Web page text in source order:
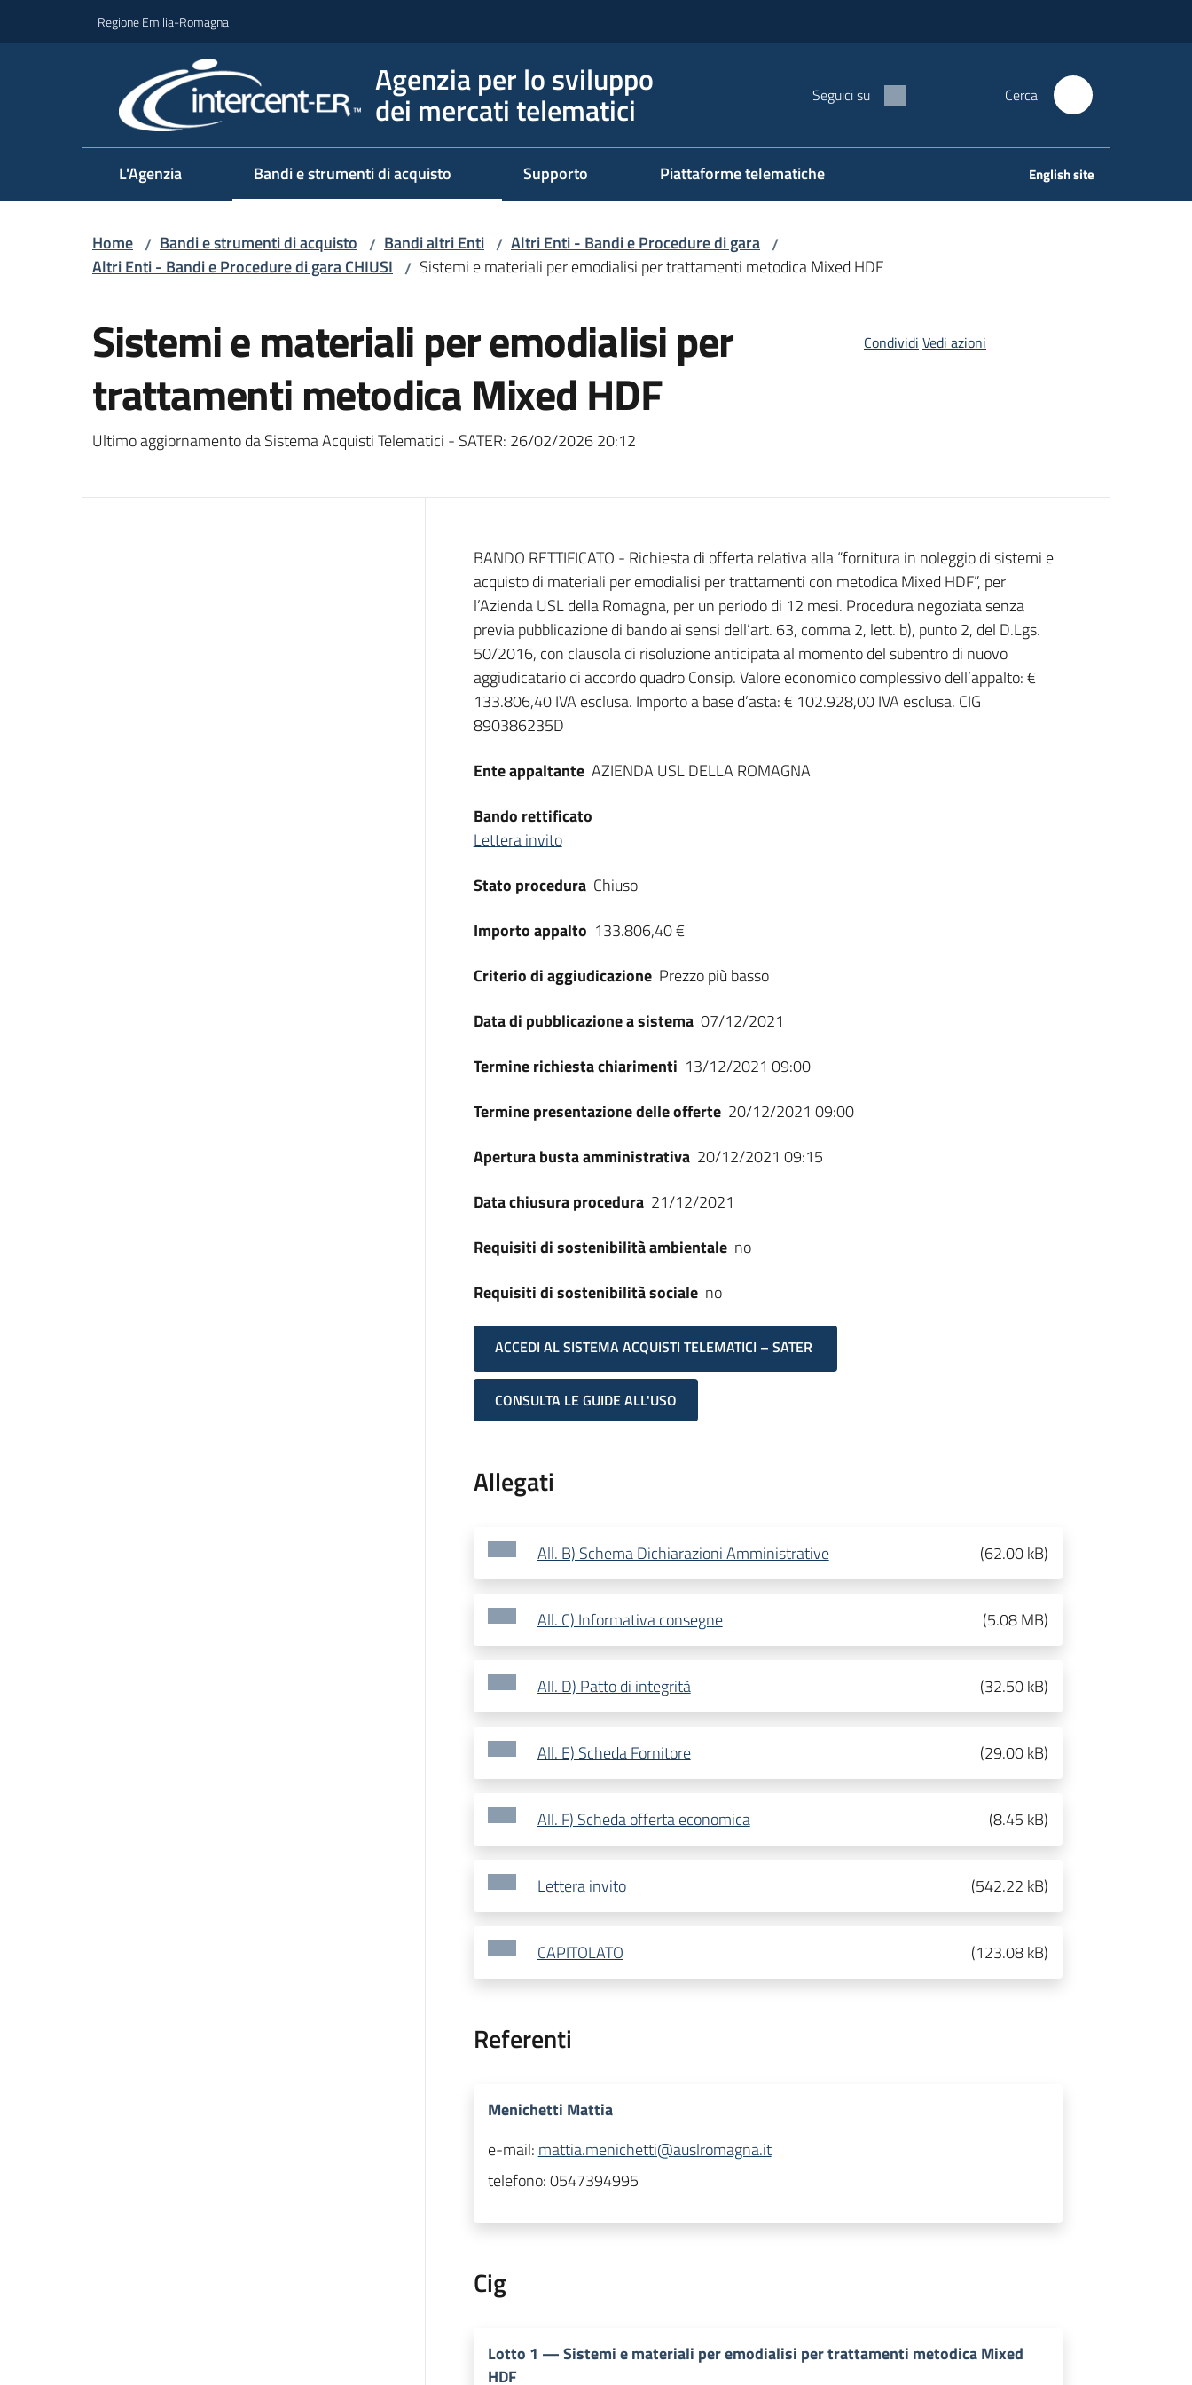
Regione Emilia-Romagna
Agenzia per lo sviluppo
dei mercati telematici Seguici su Cerca
L'Agenzia Bandi e strumenti di acquisto Supporto Piattaforme telematiche English site
Home / Bandi e strumenti di acquisto / Bandi altri Enti / Altri Enti - Bandi e Procedure di gara /
Altri Enti - Bandi e Procedure di gara CHIUSI / Sistemi e materiali per emodialisi per trattamenti metodica Mixed HDF
Sistemi e materiali per emodialisi per
trattamenti metodica Mixed HDF
Ultimo aggiornamento da Sistema Acquisti Telematici - SATER: 26/02/2026 20:12
Condividi Vedi azioni
Dati del bando
BANDO RETTIFICATO - Richiesta di offerta relativa alla “fornitura in noleggio di sistemi e
acquisto di materiali per emodialisi per trattamenti con metodica Mixed HDF”, per
l’Azienda USL della Romagna, per un periodo di 12 mesi. Procedura negoziata senza
previa pubblicazione di bando ai sensi dell’art. 63, comma 2, lett. b), punto 2, del D.Lgs.
50/2016, con clausola di risoluzione anticipata al momento del subentro di nuovo
aggiudicatario di accordo quadro Consip. Valore economico complessivo dell’appalto: €
133.806,40 IVA esclusa. Importo a base d’asta: € 102.928,00 IVA esclusa. CIG
890386235D
Ente appaltante AZIENDA USL DELLA ROMAGNA
Bando rettificato
Lettera invito
Stato procedura Chiuso
Importo appalto 133.806,40 €
Criterio di aggiudicazione Prezzo più basso
Data di pubblicazione a sistema 07/12/2021
Termine richiesta chiarimenti 13/12/2021 09:00
Termine presentazione delle offerte 20/12/2021 09:00
Apertura busta amministrativa 20/12/2021 09:15
Data chiusura procedura 21/12/2021
Requisiti di sostenibilità ambientale no
Requisiti di sostenibilità sociale no
ACCEDI AL SISTEMA ACQUISTI TELEMATICI – SATER
CONSULTA LE GUIDE ALL'USO
Allegati
All. B) Schema Dichiarazioni Amministrative (62.00 kB)
All. C) Informativa consegne (5.08 MB)
All. D) Patto di integrità (32.50 kB)
All. E) Scheda Fornitore (29.00 kB)
All. F) Scheda offerta economica (8.45 kB)
Lettera invito (542.22 kB)
CAPITOLATO (123.08 kB)
Referenti
Menichetti Mattia
e-mail: mattia.menichetti@auslromagna.it
telefono:0547394995
Cig
Lotto 1 —Sistemi e materiali per emodialisi per trattamenti metodica Mixed
HDF